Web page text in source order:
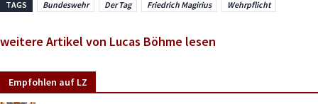
TAGS Bundeswehr Der Tag Friedrich Magirius Wehrpflicht
weitere Artikel von Lucas Böhme lesen
Empfohlen auf LZ